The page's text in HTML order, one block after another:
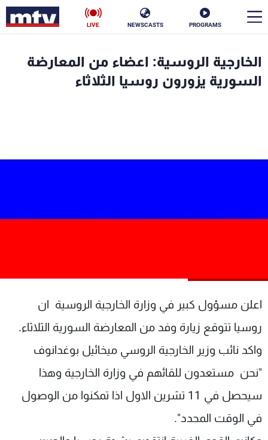
PROGRAMS
NEWSCASTS
LIVE
الخارجية الروسية: اعضاء من المعارضة
السورية يزورون روسيا الثلاثاء
اعلن مسؤول كبير في وزارة الخارجية الروسية ان
روسيا تتوقع زيارة وفد من المعارضة السورية الثلاثاء.
واكد نائب وزير الخارجية الروسي ميخائيل بوغدانوف
"نحن مستعدون للقائهم في وزارة الخارجية وهذا
سيحصل في 11 تشرين الاول اذا تمكنوا من الوصول
في الوقت المحدد".
الأخبار
شاهد البرامج
الترددات
عن MTV
الإنـتـاج
وظائف
تواصل معنا
شروط الإسـتخدام
سياسة الخصوصية